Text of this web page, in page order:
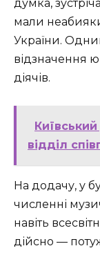
думка,
мали
України.
відзначення
діячів.
відділ
На додачу, у
численні
навіть
дійсно —